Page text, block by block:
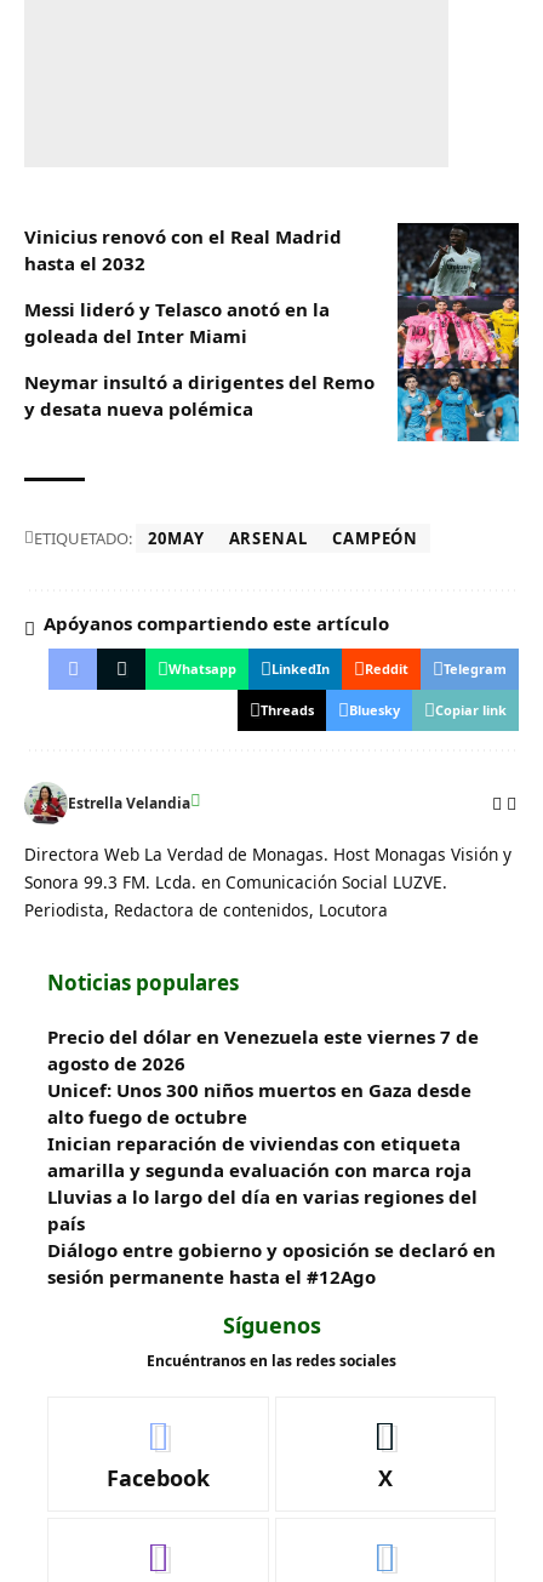
Vinicius renovó con el Real Madrid
hasta el 2032
Messi lideró y Telasco anotó en la
goleada del Inter Miami
Neymar insultó a dirigentes del Remo
y desata nueva polémica
ETIQUETADO: 20MAY ARSENAL CAMPEÓN
Apóyanos compartiendo este artículo
Whatsapp LinkedIn Reddit Telegram
Threads Bluesky Copiar link
Estrella Velandia
Directora Web La Verdad de Monagas. Host Monagas Visión y
Sonora 99.3 FM. Lcda. en Comunicación Social LUZVE.
Periodista, Redactora de contenidos, Locutora
Noticias populares
Precio del dólar en Venezuela este viernes 7 de
agosto de 2026
Unicef: Unos 300 niños muertos en Gaza desde
alto fuego de octubre
Inician reparación de viviendas con etiqueta
amarilla y segunda evaluación con marca roja
Lluvias a lo largo del día en varias regiones del
país
Diálogo entre gobierno y oposición se declaró en
sesión permanente hasta el #12Ago
Síguenos
Encuéntranos en las redes sociales
Facebook X